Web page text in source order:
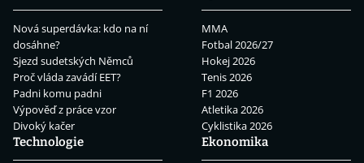
Nová superdávka: kdo na ní
dosáhne?
Sjezd sudetských Němců
Proč vláda zavádí EET?
Padni komu padni
Výpověď z práce vzor
Divoký kačer
MMA
Fotbal 2026/27
Hokej 2026
Tenis 2026
F1 2026
Atletika 2026
Cyklistika 2026
Technologie
Ekonomika